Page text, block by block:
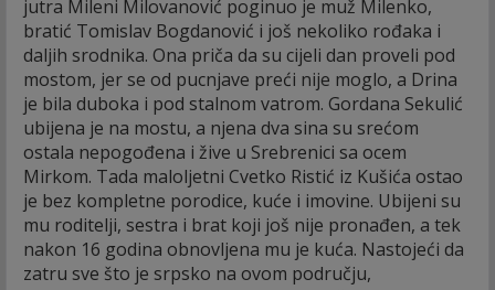
jutra Mileni Milovanović poginuo je muž Milenko,
bratić Tomislav Bogdanović i još nekoliko rođaka i
daljih srodnika. Ona priča da su cijeli dan proveli pod
mostom, jer se od pucnjave preći nije moglo, a Drina
je bila duboka i pod stalnom vatrom. Gordana Sekulić
ubijena je na mostu, a njena dva sina su srećom
ostala nepogođena i žive u Srebrenici sa ocem
Mirkom. Tada maloljetni Cvetko Ristić iz Kušića ostao
je bez kompletne porodice, kuće i imovine. Ubijeni su
mu roditelji, sestra i brat koji još nije pronađen, a tek
nakon 16 godina obnovljena mu je kuća. Nastojeći da
zatru sve što je srpsko na ovom području,